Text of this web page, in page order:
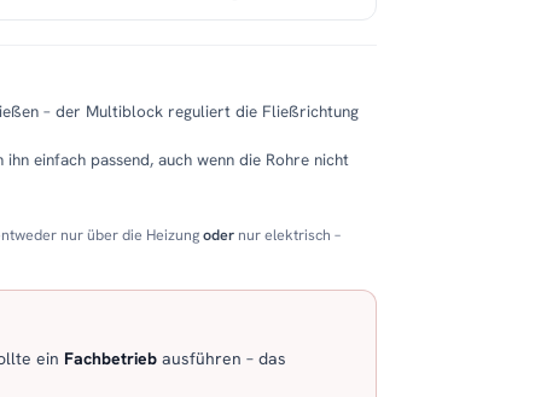
– der Multiblock reguliert die Fließrichtung
einfach passend, auch wenn die Rohre nicht
nur über die Heizungoder nur elektrisch –
ein Fachbetrieb ausführen – das